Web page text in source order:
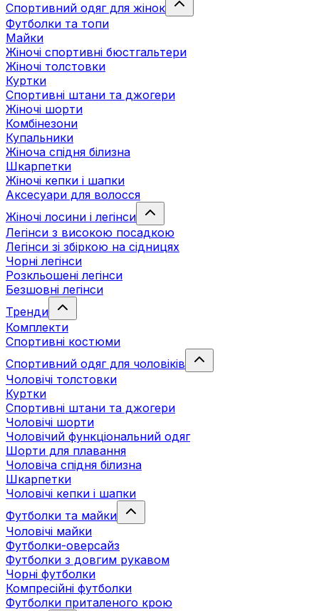
Спортивний одяг для жінок
Футболки та топи
Майки
Жіночі спортивні бюстгальтери
Жіночі толстовки
Куртки
Спортивні штани та джогери
Жіночі шорти
Комбінезони
Купальники
Жіноча спідня білизна
Шкарпетки
Жіночі кепки і шапки
Аксесуари для волосся
Жіночі лосини і легінси
Легінси з високою посадкою
Легінси зі збіркою на сідницях
Чорні легінси
Розкльошені легінси
Безшовні легінси
Тренди
Комплекти
Спортивні костюми
Спортивний одяг для чоловіків
Чоловічі толстовки
Куртки
Спортивні штани та джогери
Чоловічі шорти
Чоловічий функціональний одяг
Шорти для плавання
Чоловіча спідня білизна
Шкарпетки
Чоловічі кепки і шапки
Футболки та майки
Чоловічі майки
Футболки-оверсайз
Футболки з довгим рукавом
Чорні футболки
Компресійні футболки
Футболки приталеного крою